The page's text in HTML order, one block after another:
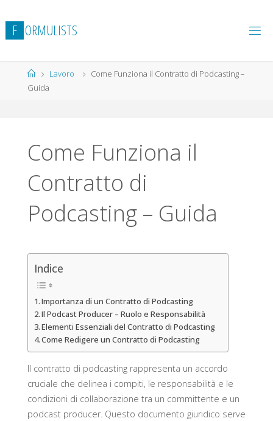
al
contenuto
F ORMULISTS
HomeLavoro
Come Funziona il Contratto di Podcasting –
Guida
Come Funziona il
Contratto di
Podcasting – Guida
Indice
Importanza di un Contratto di Podcasting
Il Podcast Producer – Ruolo e Responsabilità
Elementi Essenziali del Contratto di Podcasting
Come Redigere un Contratto di Podcasting
Il contratto di podcasting rappresenta un accordo
cruciale che delinea i compiti, le responsabilità e le
condizioni di collaborazione tra un committente e un
podcast producer. Questo documento giuridico serve